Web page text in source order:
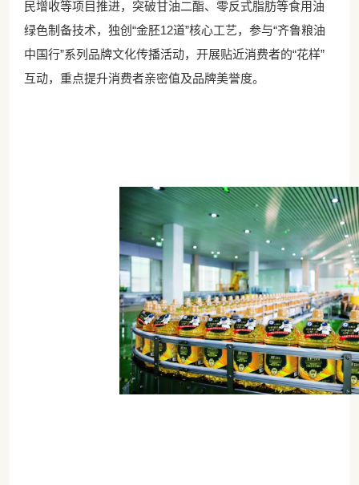
民增收等项目推进，突破甘油二酯、零反式脂肪等食用油
绿色制备技术，独创 “金胚12道”核心工艺，参与“齐鲁粮油
中国行”系列品牌文化传播活动，开展贴近消费者的“花样”
互动，重点提升消费者亲密值及品牌美誉度。